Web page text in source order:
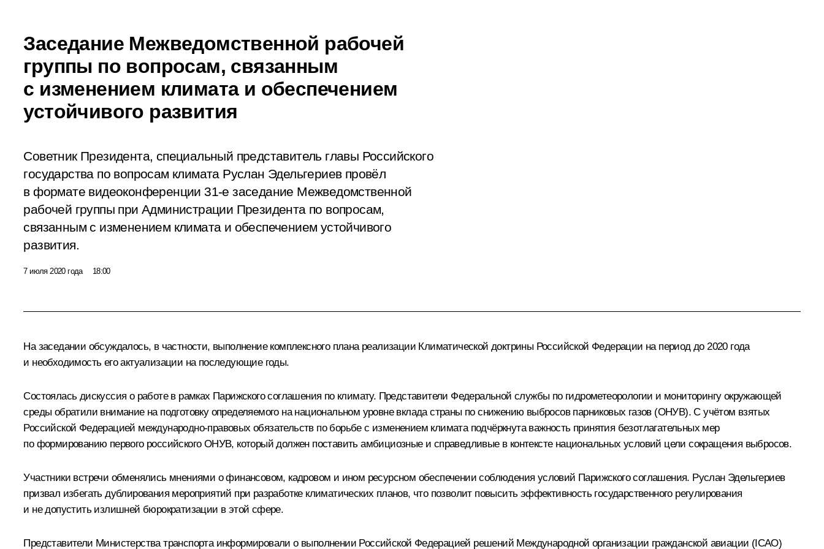
Заседание Межведомственной рабочей
группы по вопросам, связанным
с изменением климата и обеспечением
устойчивого развития
Советник Президента, специальный представитель главы Российского
государства по вопросам климата Руслан Эдельгериев провёл
в формате видеоконференции 31-е заседание Межведомственной
рабочей группы при Администрации Президента по вопросам,
связанным с изменением климата и обеспечением устойчивого
развития.
7 июля 2020 года 18:00
На заседании обсуждалось, в частности, выполнение комплексного плана реализации Климатической доктрины Российской Федерации на период до 2020 года
и необходимость его актуализации на последующие годы.
Состоялась дискуссия о работе в рамках Парижского соглашения по климату. Представители Федеральной службы по гидрометеорологии и мониторингу окружающей
среды обратили внимание на подготовку определяемого на национальном уровне вклада страны по снижению выбросов парниковых газов (ОНУВ). С учётом взятых
Российской Федерацией международно-правовых обязательств по борьбе с изменением климата подчёркнута важность принятия безотлагательных мер
по формированию первого российского ОНУВ, который должен поставить амбициозные и справедливые в контексте национальных условий цели сокращения выбросов.
Участники встречи обменялись мнениями о финансовом, кадровом и ином ресурсном обеспечении соблюдения условий Парижского соглашения. Руслан Эдельгериев
призвал избегать дублирования мероприятий при разработке климатических планов, что позволит повысить эффективность государственного регулирования
и не допустить излишней бюрократизации в этой сфере.
Представители Министерства транспорта информировали о выполнении Российской Федерацией решений Международной организации гражданской авиации (ICAO)